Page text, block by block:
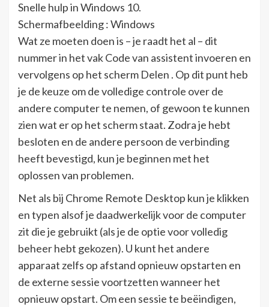
Snelle hulp in Windows 10.
Schermafbeelding : Windows
Wat ze moeten doen is – je raadt het al – dit
nummer in het vak Code van assistent invoeren en
vervolgens op het scherm Delen . Op dit punt heb
je de keuze om de volledige controle over de
andere computer te nemen, of gewoon te kunnen
zien wat er op het scherm staat. Zodra je hebt
besloten en de andere persoon de verbinding
heeft bevestigd, kun je beginnen met het
oplossen van problemen.
Net als bij Chrome Remote Desktop kun je klikken
en typen alsof je daadwerkelijk voor de computer
zit die je gebruikt (als je de optie voor volledig
beheer hebt gekozen). U kunt het andere
apparaat zelfs op afstand opnieuw opstarten en
de externe sessie voortzetten wanneer het
opnieuw opstart. Om een ​​sessie te beëindigen,